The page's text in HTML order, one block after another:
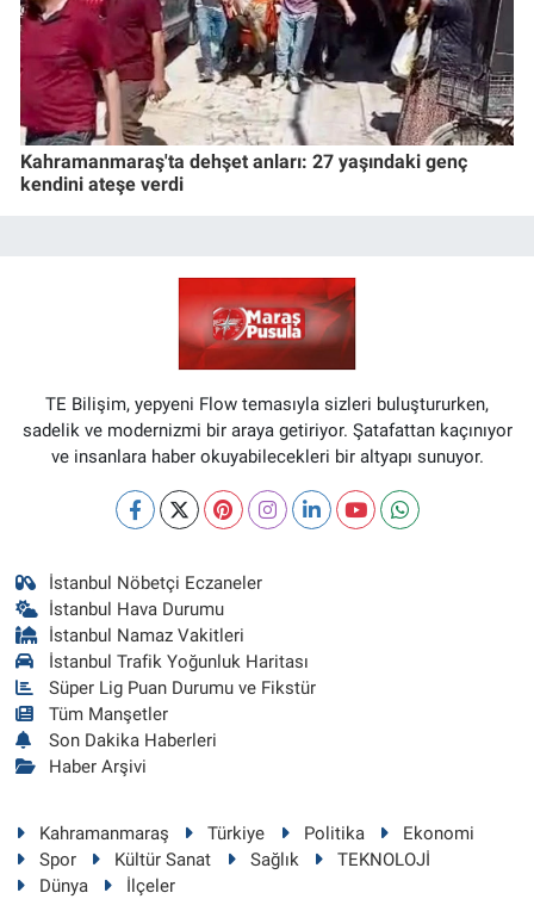
Kahramanmaraş'ta dehşet anları: 27 yaşındaki genç
kendini ateşe verdi
TE Bilişim, yepyeni Flow temasıyla sizleri buluştururken,
sadelik ve modernizmi bir araya getiriyor. Şatafattan kaçınıyor
ve insanlara haber okuyabilecekleri bir altyapı sunuyor.
İstanbul Nöbetçi Eczaneler
İstanbul Hava Durumu
İstanbul Namaz Vakitleri
İstanbul Trafik Yoğunluk Haritası
Süper Lig Puan Durumu ve Fikstür
Tüm Manşetler
Son Dakika Haberleri
Haber Arşivi
Kahramanmaraş Türkiye Politika
Ekonomi
Spor
Kültür Sanat Sağlık
TEKNOLOJİ
Dünya
İlçeler